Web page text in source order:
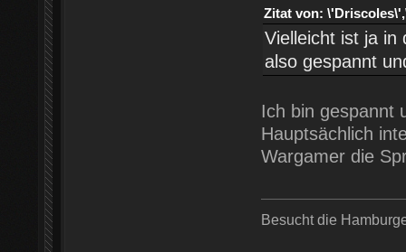
Zitat von:
Vielleicht ist ja in
also gespannt
Ich bin gespannt
Hauptsächlich
Wargamer die
Besucht die